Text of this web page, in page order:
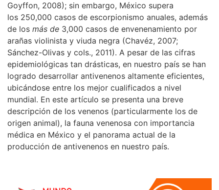
Goyffon, 2008); sin embargo, México supera
los 250,000 casos de escorpionismo anuales, además
de los más de 3,000 casos de envenenamiento por
arañas violinista y viuda negra (Chavéz, 2007;
Sánchez-Olivas y cols., 2011). A pesar de las cifras
epidemiológicas tan drásticas, en nuestro país se han
logrado desarrollar antivenenos altamente eficientes,
ubicándose entre los mejor cualificados a nivel
mundial. En este artículo se presenta una breve
descripción de los venenos (particularmente los de
origen animal), la fauna venenosa con importancia
médica en México y el panorama actual de la
producción de antivenenos en nuestro país.